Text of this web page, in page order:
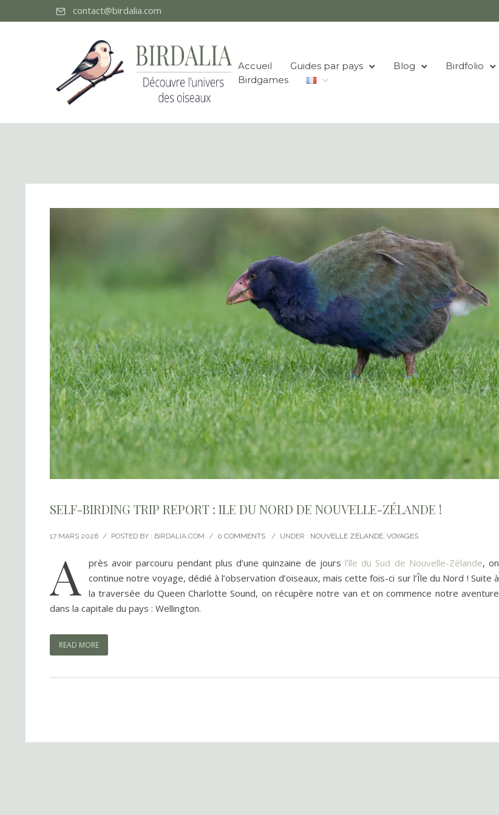
contact@birdalia.com
Accueil Guides par pays Blog
Birdfolio
Birdgames
SELF-BIRDING TRIP REPORT : ILE DU NORD DE NOUVELLE-ZÉLANDE !
17 MARS 2026 / POSTED BY : BIRDALIA.COM / 0 COMMENTS / UNDER : NOUVELLE ZÉLANDE VOYAGES
A près avoir parcouru pendant plus d’une quinzaine de jours l’île du Sud de Nouvelle-Zélande, on
continue notre voyage, dédié à l’observation d’oiseaux, mais cette fois-ci sur l’Île du Nord ! Suite à
la traversée du Queen Charlotte Sound, on récupère notre van et on commence notre aventure
dans la capitale du pays : Wellington.
READ MORE